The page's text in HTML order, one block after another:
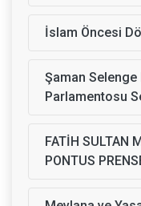
İslam Öncesi
Şaman Selenge
Parlamentosu
FATİH SULTAN
PONTUS